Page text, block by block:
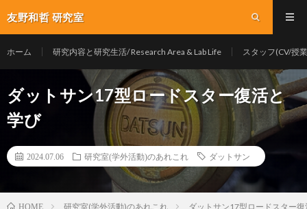
友野和哲 研究室
ホーム 研究内容と研究生活/ Research Area & Lab Life スタッフ(CV/授
ダットサン17型ロードスター復活と
学び
2024.07.06 研究室(学外活動)のあれこれ ダットサン
HOME 研究室(学外活動)のあれこれ ダットサン17型ロードスター